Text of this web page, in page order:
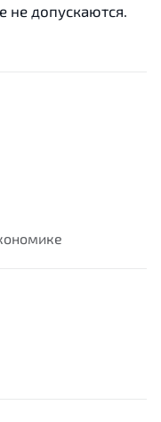
не допускаются.